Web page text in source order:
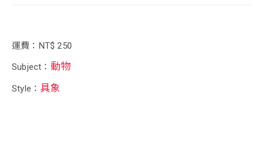
運費：NT$ 250
Subject： 動物
Style： 具象